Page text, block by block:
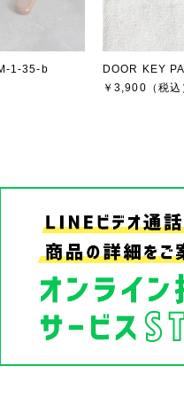
1-35-b
DOOR KEY
￥3,900 （税